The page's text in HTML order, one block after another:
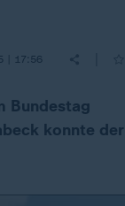
| 17:56
Bundestag
konnte der